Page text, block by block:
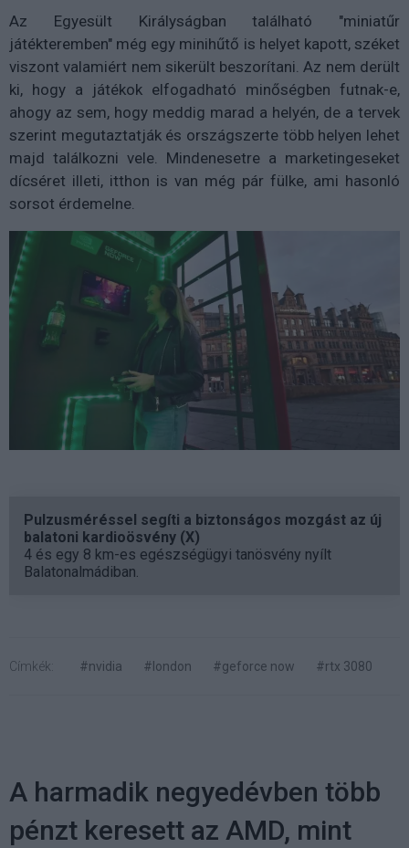
Az Egyesült Királyságban található "miniatűr
játékteremben" még egy minihűtő is helyet kapott, széket
viszont valamiért nem sikerült beszorítani. Az nem derült
ki, hogy a játékok elfogadható minőségben futnak-e,
ahogy az sem, hogy meddig marad a helyén, de a tervek
szerint megutaztatják és országszerte több helyen lehet
majd találkozni vele. Mindenesetre a marketingeseket
dícséret illeti, itthon is van még pár fülke, ami hasonló
sorsot érdemelne.
Pulzusméréssel segíti a biztonságos mozgást az új
balatoni kardioösvény (X)
4 és egy 8 km-es egészségügyi tanösvény nyílt
Balatonalmádiban.
Címkék: #nvidia #london #geforce now #rtx 3080
A harmadik negyedévben több
pénzt keresett az AMD, mint